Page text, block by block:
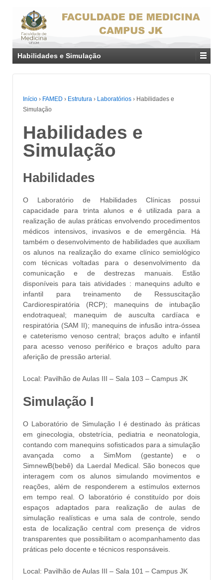
Habilidades e Simulação
Início › FAMED › Estrutura › Laboratórios › Habilidades e
Simulação
Habilidades e
Simulação
Habilidades
O Laboratório de Habilidades Clínicas possui
capacidade para trinta alunos e é utilizada para a
realização de aulas práticas envolvendo procedimentos
médicos intensivos, invasivos e de emergência. Há
também o desenvolvimento de habilidades que auxiliam
os alunos na realização do exame clínico semiológico
com técnicas voltadas para o desenvolvimento da
comunicação e de destrezas manuais. Estão
disponíveis para tais atividades : manequins adulto e
infantil para treinamento de Ressuscitação
Cardiorespiratória (RCP); manequins de intubação
endotraqueal; manequim de ausculta cardíaca e
respiratória (SAM II); manequins de infusão intra-óssea
e cateterismo venoso central; braços adulto e infantil
para acesso venoso periférico e braços adulto para
aferição de pressão arterial.
Local: Pavilhão de Aulas III – Sala 103 – Campus JK
Simulação I
O Laboratório de Simulação I é destinado às práticas
em ginecologia, obstetrícia, pediatria e neonatologia,
contando com manequins sofisticados para a simulação
avançada como a SimMom (gestante) e o
SimnewB(bebê) da Laerdal Medical. São bonecos que
interagem com os alunos simulando movimentos e
reações, além de responderem a estímulos externos
em tempo real. O laboratório é constituído por dois
espaços adaptados para realização de aulas de
simulação realísticas e uma sala de controle, sendo
esta de localização central com presença de vidros
transparentes que possibilitam o acompanhamento das
práticas pelo docente e técnicos responsáveis.
Local: Pavilhão de Aulas III – Sala 101 – Campus JK